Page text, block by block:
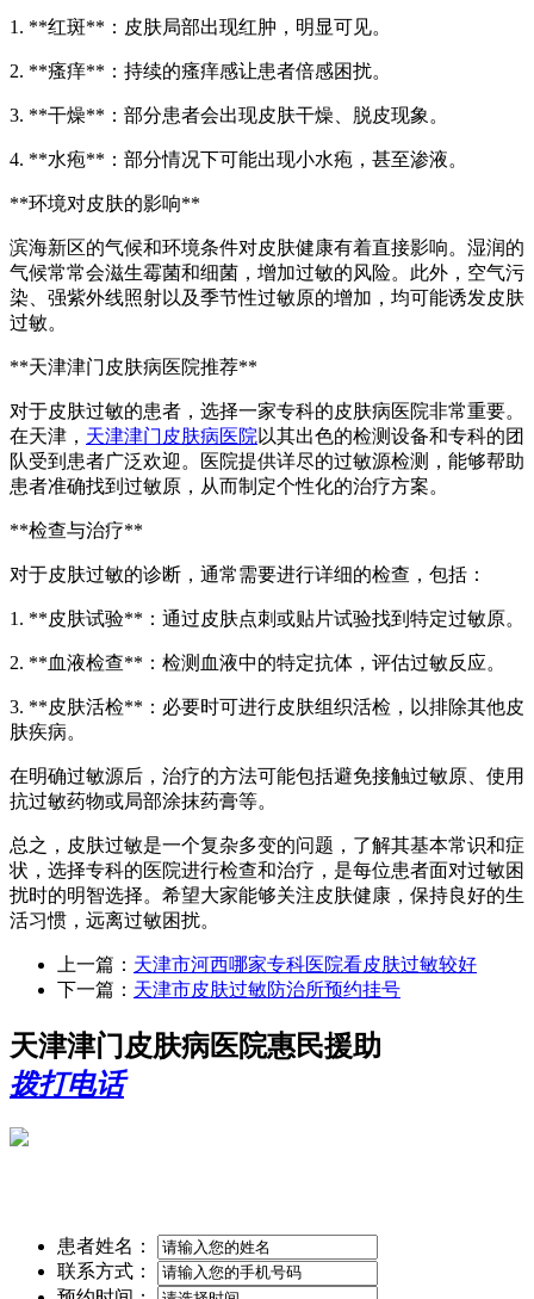
1. **红斑**：皮肤局部出现红肿，明显可见。
2. **瘙痒**：持续的瘙痒感让患者倍感困扰。
3. **干燥**：部分患者会出现皮肤干燥、脱皮现象。
4. **水疱**：部分情况下可能出现小水疱，甚至渗液。
**环境对皮肤的影响**
滨海新区的气候和环境条件对皮肤健康有着直接影响。湿润的
气候常常会滋生霉菌和细菌，增加过敏的风险。此外，空气污
染、强紫外线照射以及季节性过敏原的增加，均可能诱发皮肤
过敏。
**天津津门皮肤病医院推荐**
对于皮肤过敏的患者，选择一家专科的皮肤病医院非常重要。
在天津， 天津津门皮肤病医院 以其出色的检测设备和专科的团
队受到患者广泛欢迎。医院提供详尽的过敏源检测，能够帮助
患者准确找到过敏原，从而制定个性化的治疗方案。
**检查与治疗**
对于皮肤过敏的诊断，通常需要进行详细的检查，包括：
1. **皮肤试验**：通过皮肤点刺或贴片试验找到特定过敏原。
2. **血液检查**：检测血液中的特定抗体，评估过敏反应。
3. **皮肤活检**：必要时可进行皮肤组织活检，以排除其他皮
肤疾病。
在明确过敏源后，治疗的方法可能包括避免接触过敏原、使用
抗过敏药物或局部涂抹药膏等。
总之，皮肤过敏是一个复杂多变的问题，了解其基本常识和症
状，选择专科的医院进行检查和治疗，是每位患者面对过敏困
扰时的明智选择。希望大家能够关注皮肤健康，保持良好的生
活习惯，远离过敏困扰。
上一篇： 天津市河西哪家专科医院看皮肤过敏较好
下一篇： 天津市皮肤过敏防治所预约挂号
天津津门皮肤病医院惠民援助
拨打电话
患者姓名：
联系方式：